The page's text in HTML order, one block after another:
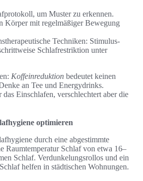
um Muster zu erkennen.
Körper mit regelmäßiger Bewegung
Techniken: Stimulus-
Schlafrestriktion unter
Koffeinreduktion bedeutet keinen
an Tee und Energydrinks.
Einschlafen, verschlechtert aber die
optimieren
durch eine abgestimmte
Raumtemperatur Schlaf von etwa 16–
Schlaf. Verdunkelungsrollos und ein
helfen in städtischen Wohnungen.